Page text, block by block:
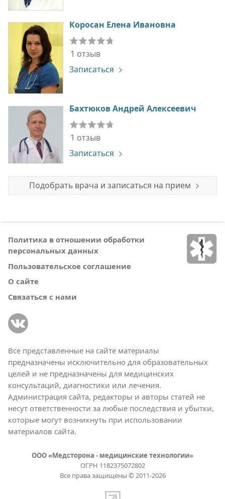
Коросан Елена Ивановна
1 отзыв
Записаться
Бахтюков Андрей Алексеевич
1 отзыв
Записаться
Подобрать врача и записаться на прием
Политика в отношении обработки
персональных данных
Пользовательское соглашение
О сайте
Связаться с нами
Все представленные на сайте материалы
предназначены исключительно для образовательных
целей и не предназначены для медицинских
консультаций, диагностики или лечения.
Администрация сайта, редакторы и авторы статей не
несут ответственности за любые последствия и убытки,
которые могут возникнуть при использовании
материалов сайта.
ООО «Медсторона - медицинские технологии»
ОГРН 1182375072802
Все права защищены © 2011-2026